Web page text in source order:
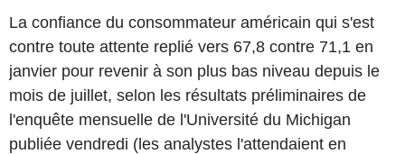
La confiance du consommateur américain qui s'est
contre toute attente replié vers 67,8 contre 71,1 en
janvier pour revenir à son plus bas niveau depuis le
mois de juillet, selon les résultats préliminaires de
l'enquête mensuelle de l'Université du Michigan
publiée vendredi (les analystes l'attendaient en